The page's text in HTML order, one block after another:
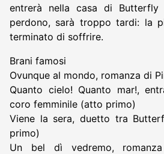
entrerà nella casa di
perdono, sarà troppo tardi: la
terminato di soffrire.
Brani famosi
Ovunque al mondo, romanza di
Quanto cielo! Quanto mar!,
coro femminile (atto primo)
Viene la sera, duetto tra
primo)
Un bel dì vedremo,